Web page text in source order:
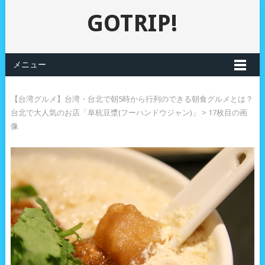
GOTRIP!
メニュー
【台湾グルメ】台湾・台北で朝5時から行列のできる朝食グルメとは？
台北で大人気のお店「阜杭豆漿(フーハンドウジャン)」
> 17枚目の画
像